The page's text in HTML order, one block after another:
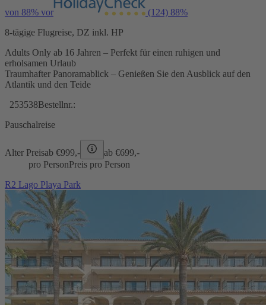
von 88% vor (124) 88%
8-tägige Flugreise, DZ inkl. HP
Adults Only ab 16 Jahren – Perfekt für einen ruhigen und
erholsamen Urlaub
Traumhafter Panoramablick – Genießen Sie den Ausblick auf den
Atlantik und den Teide
253538Bestellnr.:
Pauschalreise
Alter Preisab €999,- ab €699,-
pro PersonPreis pro Person
R2 Lago Playa Park